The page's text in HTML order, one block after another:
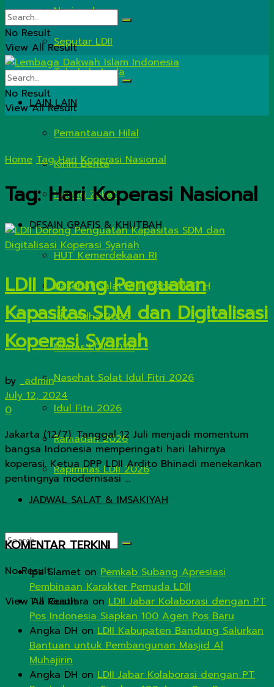
Nasional
Seputar LDII
Tahukah Anda
LAIN LAIN
Pemantauan Hilal
Kirim Berita
Hitung Zakat
DESAIN GRAFIS & KHUTBAH
HUT Kemerdekaan RI
Nasehat Salat Idul Adha 1447 H
Idul Adha 2026
Munas LDII 2026
Nasehat Solat Idul Fitri 2026
Idul Fitri 2026
Ramadan 2026
Rapimnas LDII 2026
JADWAL SALAT & IMSAKIYAH
No Result
View All Result
No Result
View All Result
No Result
View All Result
Home Tag Hari Koperasi Nasional
Tag:Hari Koperasi Nasional
LDII Dorong Penguatan
Kapasitas SDM dan Digitalisasi
Koperasi Syariah
by _admin
July 12, 2024
0
Jakarta (12/7). Tanggal 12 Juli menjadi momentum
bangsa Indonesia memperingati hari lahirnya
koperasi. Ketua DPP LDII Ardito Bhinadi menekankan
pentingnya modernisasi ...
KOMENTAR TERKINI
Ipa Slamet on Pemkab Subang Apresiasi
Pembinaan Karakter Pemuda LDII
Tia Gustiara on LDII Jabar Kolaborasi dengan PT
Pos Indonesia Siapkan 100 Agen Pos Baru
Angka DH on LDII Kabupaten Bandung Salurkan
Bantuan untuk Pembangunan Masjid Al
Muhajirin
Angka DH on LDII Jabar Kolaborasi dengan PT